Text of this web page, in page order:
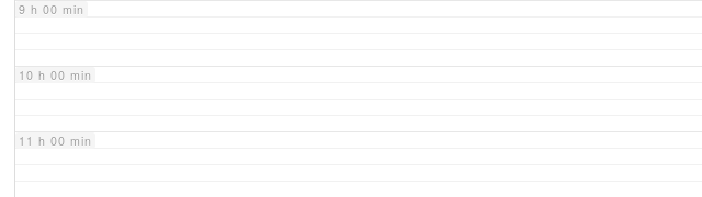
9 h 00 min
10 h 00 min
11 h 00 min